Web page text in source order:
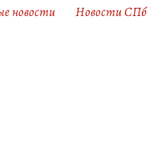
новости Новости СПб